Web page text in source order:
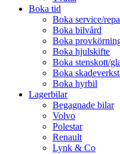
Boka tid
Boka service/
Boka bilvård
Boka
Boka hjulskifte
Boka stenskott/
Boka
Boka hyrbil
Lagerbilar
Begagnade bilar
Volvo
Polestar
Renault
Lynk & Co